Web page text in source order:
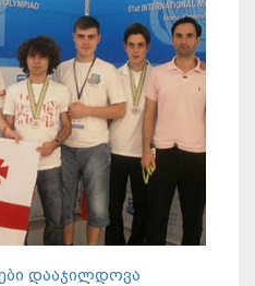
დააჯილდოვა